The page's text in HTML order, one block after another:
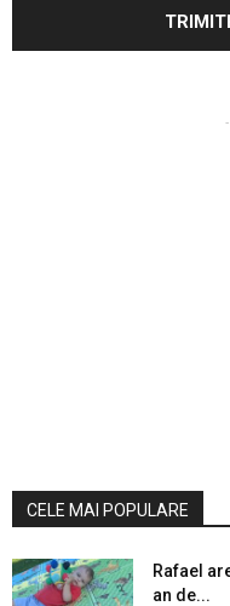
CELE MAI POPULARE
Rafael
an de...